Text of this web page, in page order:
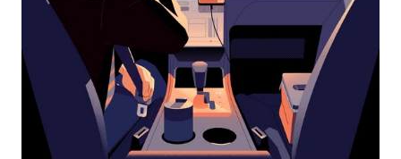
d'échappement
pour
fermer
calendrier.